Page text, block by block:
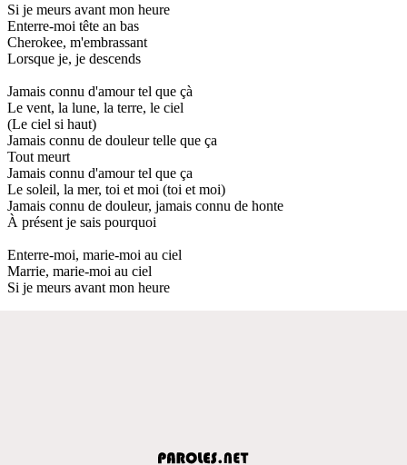
Si je meurs avant mon heure
Enterre-moi tête an bas
Cherokee, m'embrassant
Lorsque je, je descends
Jamais connu d'amour tel que çà
Le vent, la lune, la terre, le ciel
(Le ciel si haut)
Jamais connu de douleur telle que ça
Tout meurt
Jamais connu d'amour tel que ça
Le soleil, la mer, toi et moi (toi et moi)
Jamais connu de douleur, jamais connu de honte
À présent je sais pourquoi
Enterre-moi, marie-moi au ciel
Marrie, marie-moi au ciel
Si je meurs avant mon heure